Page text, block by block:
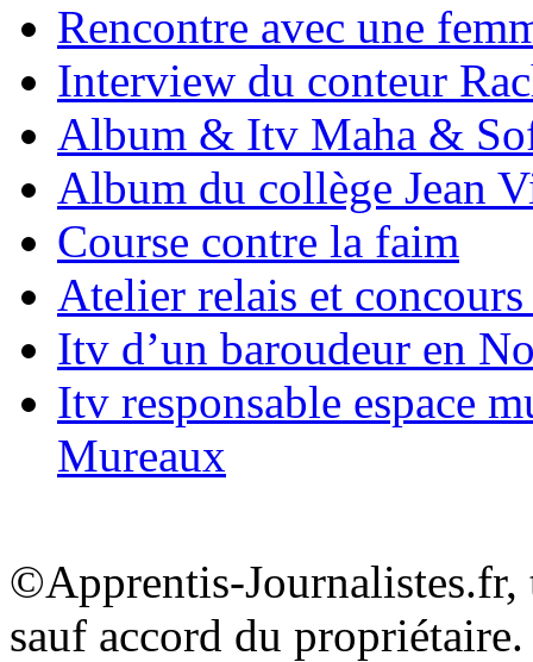
Rencontre avec une
Interview du conteur
Album & Itv Maha &
Album du collège Jean
Course contre la faim
Atelier relais et
Itv d’un baroudeur en
Itv responsable espace
Mureaux
©Apprentis-
sauf accord du propriétaire.